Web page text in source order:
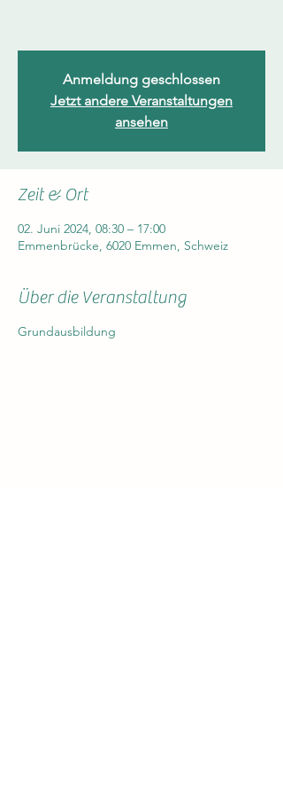
Anmeldung geschlossen
Jetzt andere Veranstaltungen
ansehen
Zeit & Ort
02. Juni 2024, 08:30 – 17:00
Emmenbrücke, 6020 Emmen, Schweiz
Über die Veranstaltung
Grundausbildung